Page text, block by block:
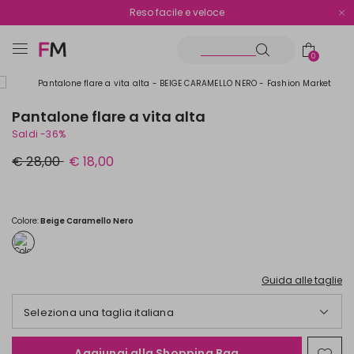
Reso facile e veloce
Spedizione gratuita oltre i €70
0
Pantalone flare a vita alta
Saldi -36%
Prezzo
originale
€ 28,00 Nuovo
prezzo
€ 18,00
Colore:Beige Caramello Nero
Guida alle taglie
Seleziona una taglia italiana